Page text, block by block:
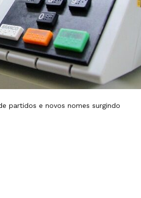
partidos e novos nomes surgindo